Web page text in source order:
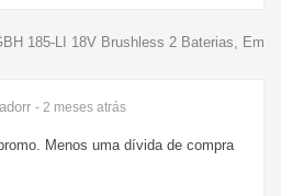
185-LI 18V Brushless 2 Baterias, Em
- 2 meses atrás
Menos uma dívida de compra